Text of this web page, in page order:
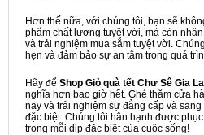
Hơn thế nữa, với chúng tôi, bạn sẽ
phẩm chất lượng tuyệt vời, mà còn
và trải nghiệm mua sắm tuyệt vời.
hẹn và đảm bảo sự an tâm trong quá
Hãy để Shop Giỏ quà tết Chư Sê Gia
nghĩa hơn bao giờ hết. Ghé thăm cửa
nay và trải nghiệm sự đẳng cấp và
đặc biệt. Chúng tôi hân hạnh được
trong mỗi dịp đặc biệt của cuộc sống!